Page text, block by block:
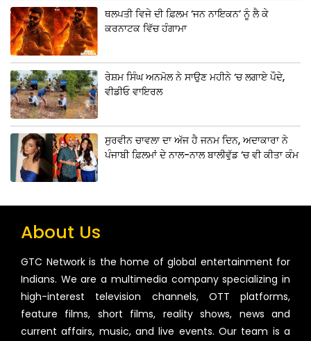
ਥਲਪਤੀ ਵਿਜੇ ਦੀ ਫ਼ਿਲਮ ‘ਜਨ ਨਾਇਕਨ’ ਨੂੰ ਲੈ ਕੇ
ਕਰਨਾਟਕ ਵਿੱਚ ਹੰਗਾਮਾ
ਰੇਸ਼ਮ ਸਿੰਘ ਅਨਮੋਲ ਨੇ ਸਾਉਣ ਮਹੀਨੇ ‘ਚ ਲਗਾਏ ਪੌਦੇ,
ਵੀਡੀਓ ਵਾਇਰਲ
ਸੁਰਵੀਨ ਚਾਵਲਾ ਦਾ ਅੱਜ ਹੈ ਜਨਮ ਦਿਨ, ਅਦਾਕਾਰਾ ਨੇ
ਪੰਜਾਬੀ ਫ਼ਿਲਮਾਂ ਦੇ ਨਾਲ-ਨਾਲ ਬਾਲੀਵੁੱਡ ‘ਚ ਵੀ ਕੀਤਾ ਕੰਮ
About Us
GTC Network is the home of global entertainment for
Indians. We are a multimedia company specializing in
high-interest television channels, OTT platforms,
feature films, short films, reality shows, news and
current affairs, music, and live events. Our team is a